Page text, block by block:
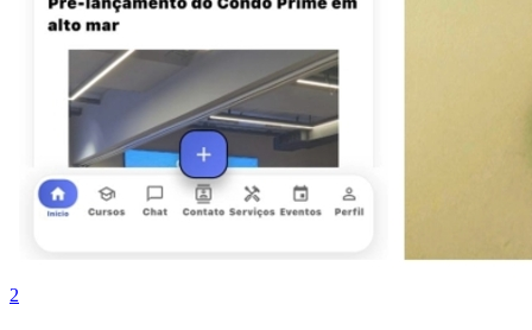
Atlético-MG
2